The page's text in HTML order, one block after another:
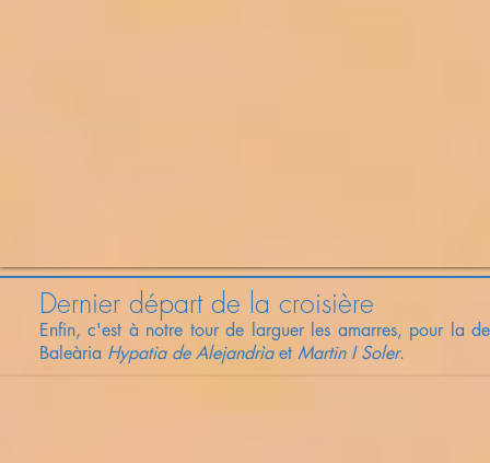
Dernier départ de la croisière
Enfin, c'est à notre tour de larguer les amarres, pour la
Baleària Hypatia de Alejandrìaet Martin I Soler.